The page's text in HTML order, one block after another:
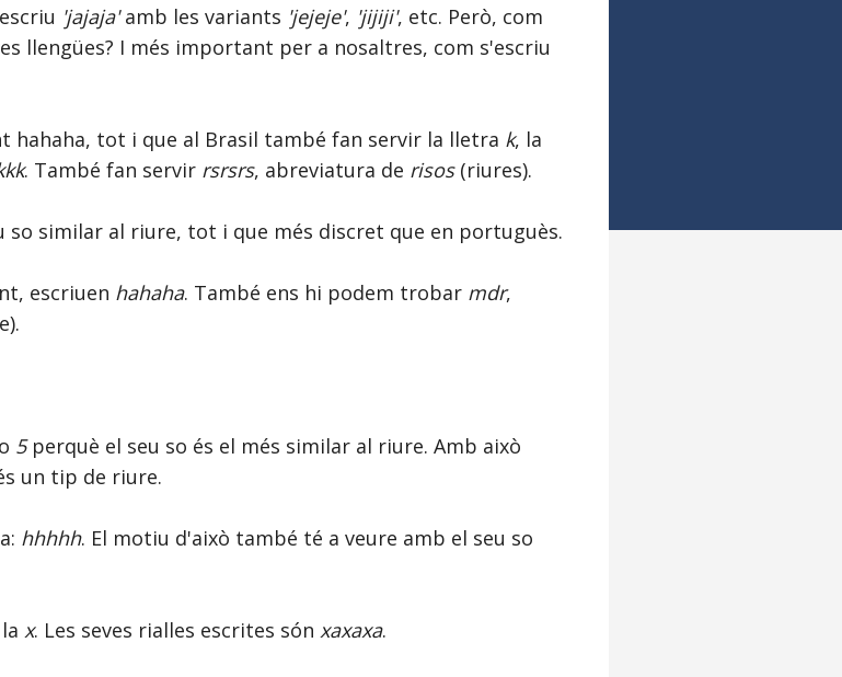
'jajaja'amb les variants 'jejeje', 'jijiji', etc. Però, com
llengües? I més important per a nosaltres, com s'escriu
hahaha, tot i que al Brasil també fan servir la lletra k, la
. També fan servir rsrsrs, abreviatura de risos(riures).
so similar al riure, tot i que més discret que en portuguès.
escriuen hahaha. També ens hi podem trobar mdr,
5perquè el seu so és el més similar al riure. Amb això
un tip de riure.
hhhhh. El motiu d'això també té a veure amb el seu so
x. Les seves rialles escrites són xaxaxa.